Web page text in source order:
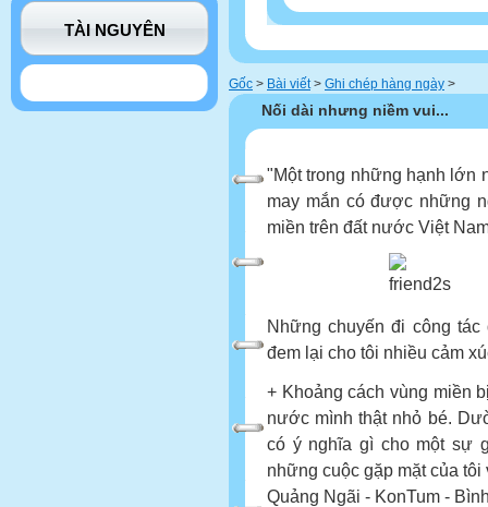
TÀI NGUYÊN
Gốc > Bài viết> Ghi chép hàng ngày >
Nối dài nhưng niềm vui...
"Một trong những hạnh lớn
may mắn có được những
miền trên đất nước Việt
Những chuyến đi công
đem lại cho tôi nhiều cảm
+ Khoảng cách vùng miền
nước mình thật nhỏ bé.
có ý nghĩa gì cho một sự
những cuộc gặp mặt của
Quảng Ngãi - KonTum -